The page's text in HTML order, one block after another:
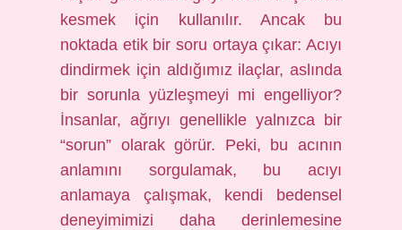
kesmek için kullanılır. Ancak bu
noktada etik bir soru ortaya çıkar: Acıyı
dindirmek için aldığımız ilaçlar, aslında
bir sorunla yüzleşmeyi mi engelliyor?
İnsanlar, ağrıyı genellikle yalnızca bir
“sorun” olarak görür. Peki, bu acının
anlamını sorgulamak, bu acıyı
anlamaya çalışmak, kendi bedensel
deneyimimizi daha derinlemesine